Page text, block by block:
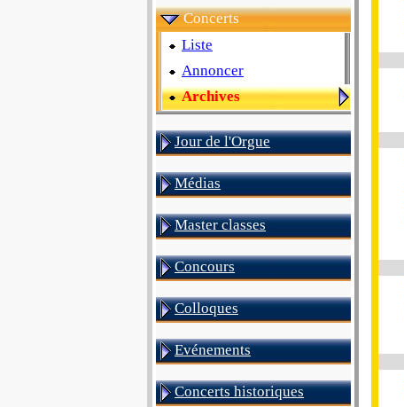
Concerts
Liste
Annoncer
Archives
Jour de l'Orgue
Médias
Master classes
Concours
Colloques
Evénements
Concerts historiques